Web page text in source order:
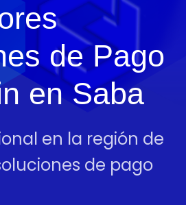
de Pago
en Saba
en la región de
de pago